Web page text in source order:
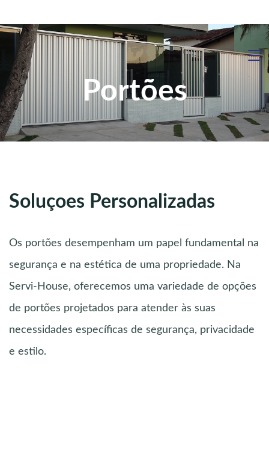
Portões
Soluçoes Personalizadas
Os portões desempenham um papel fundamental na
segurança e na estética de uma propriedade. Na
Servi-House, oferecemos uma variedade de opções
de portões projetados para atender às suas
necessidades específicas de segurança, privacidade
e estilo.